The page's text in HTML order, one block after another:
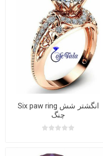
Six paw ring انگشتر شش
چنگ